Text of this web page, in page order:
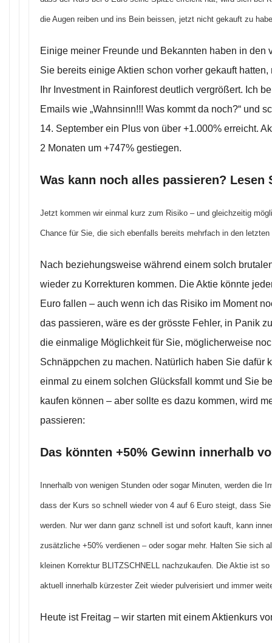
die Augen reiben und ins Bein beissen, jetzt nicht gekauft zu
Einige meiner Freunde und Bekannten haben in den
Sie bereits einige Aktien schon vorher gekauft
Ihr Investment in Rainforest deutlich vergrößert. Ich
Emails wie „Wahnsinn!!! Was kommt da noch?“ und
14. September ein Plus von über +1.000% erreicht.
2 Monaten um +747% gestiegen.
Was kann noch alles passieren? Lesen
Jetzt kommen wir einmal kurz zum Risiko – und gleichzeitig
Chance für Sie, die sich ebenfalls bereits mehrfach in den
Nach beziehungsweise während einem solch
wieder zu Korrekturen kommen. Die Aktie könnte
Euro fallen – auch wenn ich das Risiko im Moment
das passieren, wäre es der grösste Fehler, in Panik
die einmalige Möglichkeit für Sie, möglicherweise
Schnäppchen zu machen. Natürlich haben Sie dafür
einmal zu einem solchen Glücksfall kommt und Sie
kaufen können – aber sollte es dazu kommen, wird
passieren:
Das könnten +50% Gewinn innerhalb
Innerhalb von wenigen Stunden oder sogar Minuten, werden die
dass der Kurs so schnell wieder von 4 auf 6 Euro steigt, dass
werden. Nur wer dann ganz schnell ist und sofort kauft, kann
zusätzliche +50% verdienen – oder sogar mehr. Halten Sie sich
kleinen Korrektur BLITZSCHNELL nachzukaufen. Die Aktie ist
aktuell innerhalb kürzester Zeit wieder pulverisiert und immer
Heute ist Freitag – wir starten mit einem Aktienkurs